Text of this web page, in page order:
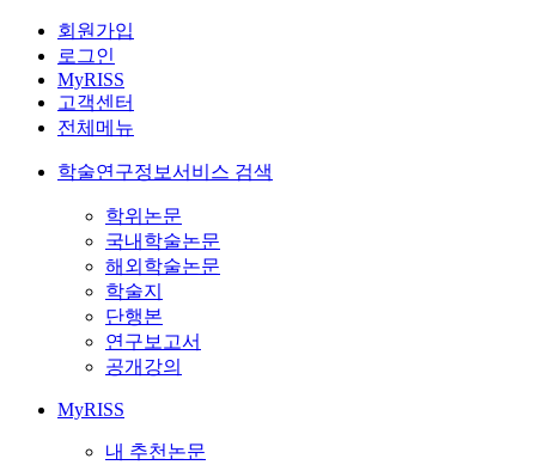
회원가입
로그인
MyRISS
고객센터
전체메뉴
학술연구정보서비스 검색
학위논문
국내학술논문
해외학술논문
학술지
단행본
연구보고서
공개강의
MyRISS
내 추천논문